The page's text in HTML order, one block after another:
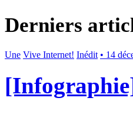
Derniers
Une Vive Internet! Inédit • 14